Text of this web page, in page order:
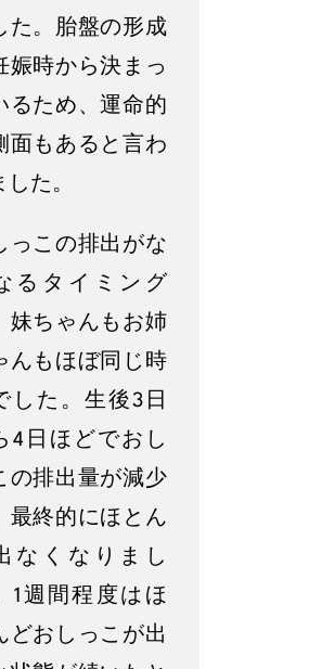
た。胎盤の形成
娠時から決まっ
るため、運命的
面もあると言わ
した。
っこの排出がな
るタイミング
妹ちゃんもお姉
んもほぼ同じ時
した。生後3日
4日ほどでおし
の排出量が減少
最終的にほとん
なくなりまし
1週間程度はほ
どおしっこが出